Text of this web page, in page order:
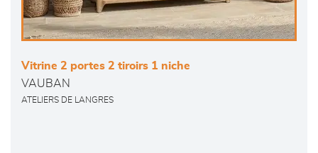
Vitrine 2 portes 2 tiroirs 1 niche
VAUBAN
ATELIERS DE LANGRES